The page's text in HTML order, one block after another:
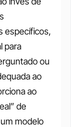
específicos,
para
ou
ao
ao
de
modelo